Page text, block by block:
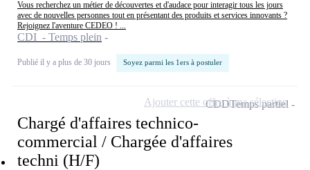
Vous recherchez un métier de découvertes et d'audace pour interagir tous les jours
avec de nouvelles personnes tout en présentant des produits et services innovants ?
Rejoignez l'aventure CEDEO ! ...
CDI - Temps plein
Publié il y a plus de 30 jours Soyez parmi les 1ers à postuler
Chargé d'affaires technico-
commercial / Chargée d'affaires
techni (H/F)
CDDTemps partiel
Ajouter cette offre à ma sélection